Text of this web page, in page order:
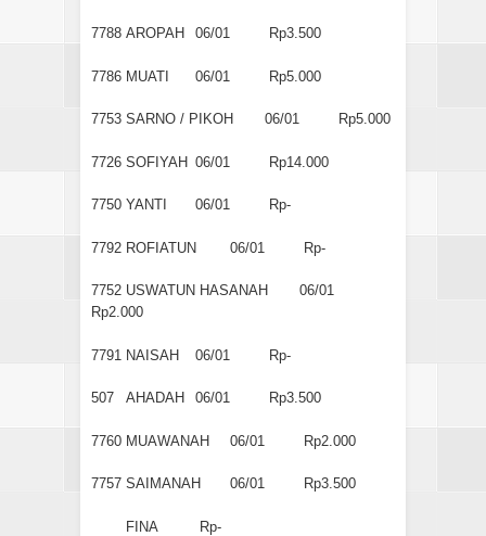
7788 AROPAH 06/01 Rp3.500
7786 MUATI 06/01 Rp5.000
7753 SARNO / PIKOH 06/01 Rp5.000
7726 SOFIYAH 06/01 Rp14.000
7750 YANTI 06/01 Rp-
7792 ROFIATUN 06/01 Rp-
7752 USWATUN HASANAH
06/01
Rp2.000
7791 NAISAH 06/01 Rp-
507 AHADAH 06/01 Rp3.500
7760 MUAWANAH 06/01 Rp2.000
7757 SAIMANAH 06/01 Rp3.500
FINA Rp-